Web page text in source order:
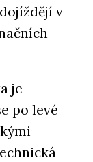
v
je
po levé